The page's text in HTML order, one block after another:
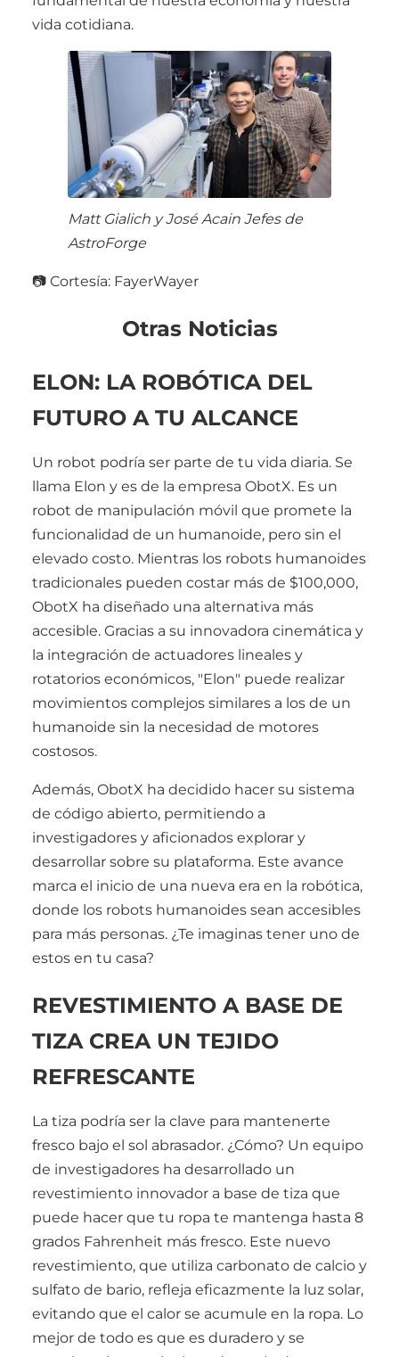
vida cotidiana.
Matt Gialich y José Acain Jefes de
AstroForge
📷 Cortesía: FayerWayer
Otras Noticias
ELON: LA ROBÓTICA DEL
FUTURO A TU ALCANCE
Un robot podría ser parte de tu vida diaria. Se
llama Elon y es de la empresa ObotX. Es un
robot de manipulación móvil que promete la
funcionalidad de un humanoide, pero sin el
elevado costo. Mientras los robots humanoides
tradicionales pueden costar más de $100,000,
ObotX ha diseñado una alternativa más
accesible. Gracias a su innovadora cinemática y
la integración de actuadores lineales y
rotatorios económicos, "Elon" puede realizar
movimientos complejos similares a los de un
humanoide sin la necesidad de motores
costosos.
Además, ObotX ha decidido hacer su sistema
de código abierto, permitiendo a
investigadores y aficionados explorar y
desarrollar sobre su plataforma. Este avance
marca el inicio de una nueva era en la robótica,
donde los robots humanoides sean accesibles
para más personas. ¿Te imaginas tener uno de
estos en tu casa?
REVESTIMIENTO A BASE DE
TIZA CREA UN TEJIDO
REFRESCANTE
La tiza podría ser la clave para mantenerte
fresco bajo el sol abrasador. ¿Cómo? Un equipo
de investigadores ha desarrollado un
revestimiento innovador a base de tiza que
puede hacer que tu ropa te mantenga hasta 8
grados Fahrenheit más fresco. Este nuevo
revestimiento, que utiliza carbonato de calcio y
sulfato de bario, refleja eficazmente la luz solar,
evitando que el calor se acumule en la ropa. Lo
mejor de todo es que es duradero y se